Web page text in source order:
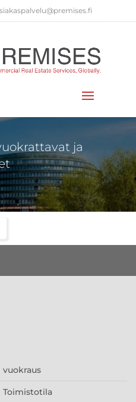
ja
vuokraus
Toimistotila